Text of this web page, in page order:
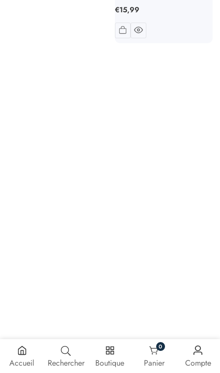
Prix
€15,99
Accueil Rechercher Boutique Panier
00 article
Compte